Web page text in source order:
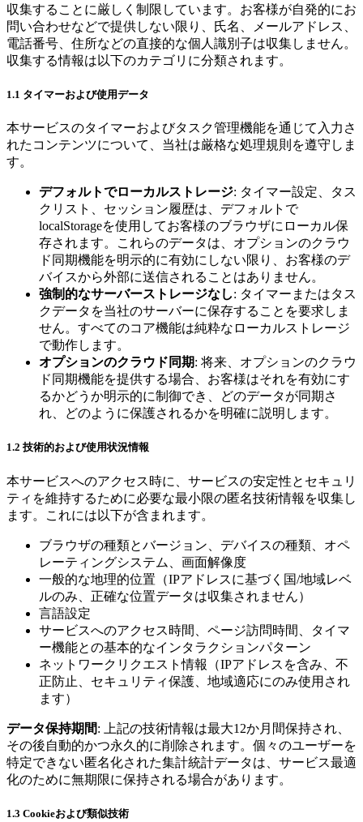
収集することに厳しく制限しています。お客様が自発的にお
問い合わせなどで提供しない限り、氏名、メールアドレス、
電話番号、住所などの直接的な個人識別子は収集しません。
収集する情報は以下のカテゴリに分類されます。
1.1 タイマーおよび使用データ
本サービスのタイマーおよびタスク管理機能を通じて入力さ
れたコンテンツについて、当社は厳格な処理規則を遵守しま
す。
デフォルトでローカルストレージ: タイマー設定、タス
クリスト、セッション履歴は、デフォルトで
localStorageを使用してお客様のブラウザにローカル保
存されます。これらのデータは、オプションのクラウ
ド同期機能を明示的に有効にしない限り、お客様のデ
バイスから外部に送信されることはありません。
強制的なサーバーストレージなし: タイマーまたはタス
クデータを当社のサーバーに保存することを要求しま
せん。すべてのコア機能は純粋なローカルストレージ
で動作します。
オプションのクラウド同期: 将来、オプションのクラウ
ド同期機能を提供する場合、お客様はそれを有効にす
るかどうか明示的に制御でき、どのデータが同期さ
れ、どのように保護されるかを明確に説明します。
1.2 技術的および使用状況情報
本サービスへのアクセス時に、サービスの安定性とセキュリ
ティを維持するために必要な最小限の匿名技術情報を収集し
ます。これには以下が含まれます。
ブラウザの種類とバージョン、デバイスの種類、オペ
レーティングシステム、画面解像度
一般的な地理的位置（IPアドレスに基づく国/地域レベ
ルのみ、正確な位置データは収集されません）
言語設定
サービスへのアクセス時間、ページ訪問時間、タイマ
ー機能との基本的なインタラクションパターン
ネットワークリクエスト情報（IPアドレスを含み、不
正防止、セキュリティ保護、地域適応にのみ使用され
ます）
データ保持期間: 上記の技術情報は最大12か月間保持され、
その後自動的かつ永久的に削除されます。個々のユーザーを
特定できない匿名化された集計統計データは、サービス最適
化のために無期限に保持される場合があります。
1.3 Cookieおよび類似技術